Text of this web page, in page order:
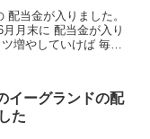
当金が入りました。
月末に 配当金が入り
増やしていけば 毎月
イーグランドの配
た